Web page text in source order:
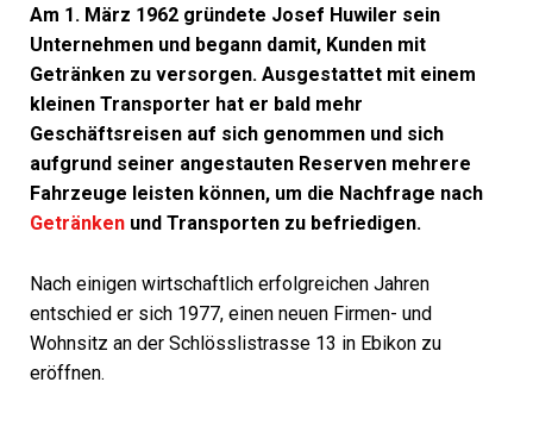
Am 1. März 1962 gründete Josef Huwiler sein
Unternehmen und begann damit, Kunden mit
Getränken zu versorgen. Ausgestattet mit einem
kleinen Transporter hat er bald mehr
Geschäftsreisen auf sich genommen und sich
aufgrund seiner angestauten Reserven mehrere
Fahrzeuge leisten können, um die Nachfrage nach
Getränken und Transporten zu befriedigen.
Nach einigen wirtschaftlich erfolgreichen Jahren
entschied er sich 1977, einen neuen Firmen- und
Wohnsitz an der Schlösslistrasse 13 in Ebikon zu
eröffnen.